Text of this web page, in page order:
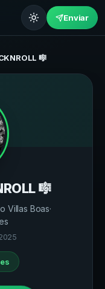
Enviar
🎼
🎼
Villas Boas·